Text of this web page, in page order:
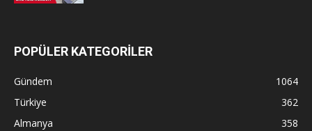
POPÜLER KATEGORİLER
Gündem
1064
Türkiye
362
Almanya
358